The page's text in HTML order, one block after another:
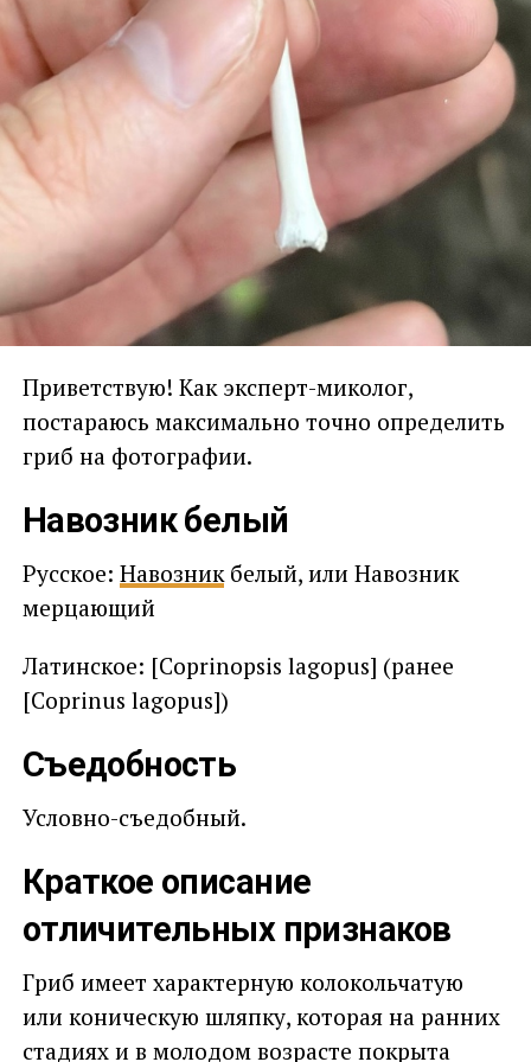
Приветствую! Как эксперт-миколог,
постараюсь максимально точно определить
гриб на фотографии.
Навозник белый
Русское: Навозникбелый, или Навозник
мерцающий
Латинское: [Coprinopsis lagopus] (ранее
[Coprinus lagopus])
Съедобность
Условно-съедобный.
Краткое описание
отличительных признаков
Гриб имеет характерную колокольчатую
или коническую шляпку, которая на ранних
стадиях и в молодом возрасте покрыта